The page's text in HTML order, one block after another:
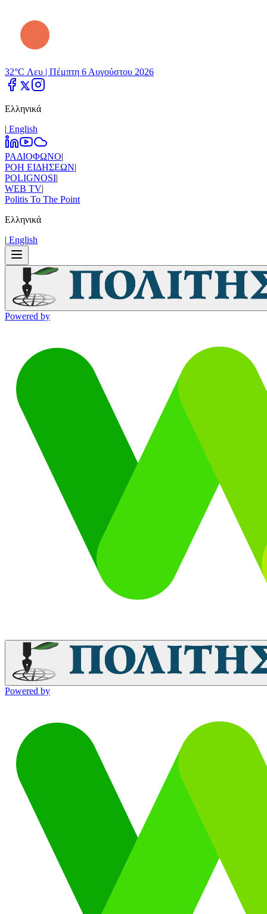
32°C Λευ | Πέμπτη 6 Αυγούστου 2026
Ελληνικά
| Εnglish
ΡΑΔΙΟΦΩΝΟ|
ΡΟΗ ΕΙΔΗΣΕΩΝ|
POLIGNOSI|
WEB TV|
Politis To The Point
Ελληνικά
| Εnglish
Powered by
Powered by